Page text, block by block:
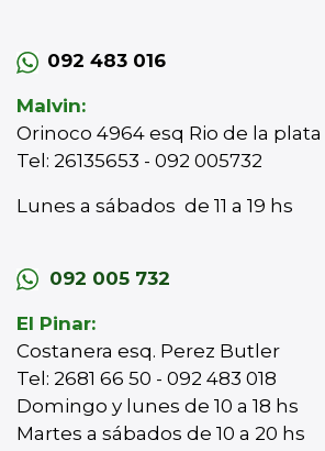
092 483 016
Malvin:
Orinoco 4964 esq Rio de la plata
Tel: 26135653 - 092 005732
Lunes a sábados de 11 a 19 hs
092 005 732
El Pinar:
Costanera esq. Perez Butler
Tel: 2681 66 50 - 092 483 018
Domingo y lunes de 10 a 18 hs
Martes a sábados de 10 a 20 hs